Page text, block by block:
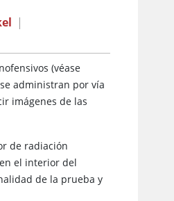
|
(véase
administran por vía
imágenes de las
de radiación
el interior del
de la prueba y